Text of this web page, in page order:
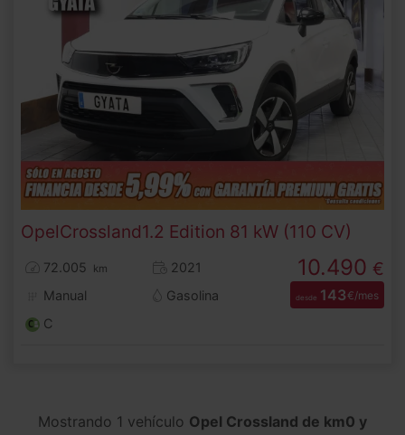
OpelCrossland1.2 Edition 81 kW (110 CV)
72.005 km
2021
Manual
Gasolina
C
10.490 €
desde 143€/mes
Mostrando 1 vehículo Opel Crossland de km0 y